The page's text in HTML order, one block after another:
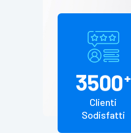
3500+
Clienti
Sodisfatti